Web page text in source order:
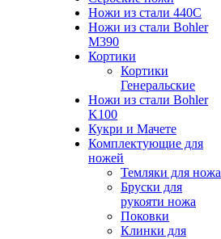
Ножи из стали 440С
Ножи из стали Bohler
M390
Кортики
Кортики
Генеральские
Ножи из стали Bohler
K100
Кукри и Мачете
Комплектующие для
ножей
Темляки для ножа
Бруски для
рукояти ножа
Поковки
Клинки для